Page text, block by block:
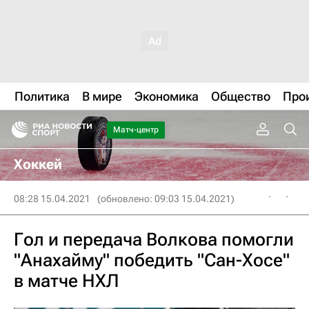
Политика В мире Экономика Общество
Матч-центр
Хоккей
08:28 15.04.2021 (обновлено: 09:03 15.04.2021)
Гол и передача Волкова помогли
"Анахайму" победить "Сан-Хосе"
в матче НХЛ